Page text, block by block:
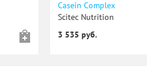
Casein Complex
Scitec Nutrition
3 535 руб.